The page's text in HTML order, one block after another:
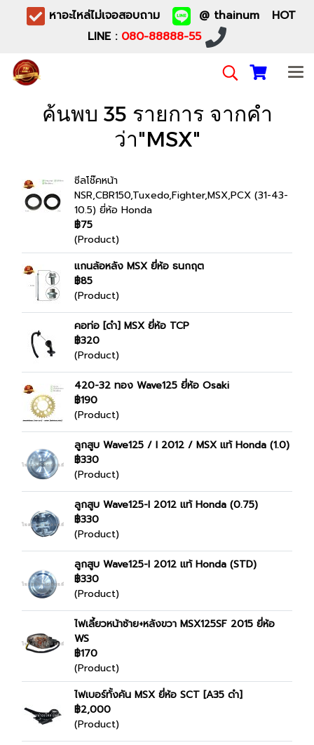
หาอะไหล่ไม่เจอสอบถาม
@ thainum HOT
LINE : 080-88888-55
ค้นพบ 35 รายการ จากคำ
ว่า"MSX"
ซีลโช๊คหน้า
NSR,CBR150,Tuxedo,Fighter,MSX,PCX (31-43-
10.5) ยี่ห้อ Honda
฿75
(Product)
แกนล้อหลัง MSX ยี่ห้อ ธนกฤต
฿85
(Product)
คอท่อ [ดำ] MSX ยี่ห้อ TCP
฿320
(Product)
420-32 ทอง Wave125 ยี่ห้อ Osaki
฿190
(Product)
ลูกสูบ Wave125 / I 2012 / MSX แท้ Honda (1.0)
฿330
(Product)
ลูกสูบ Wave125-I 2012 แท้ Honda (0.75)
฿330
(Product)
ลูกสูบ Wave125-I 2012 แท้ Honda (STD)
฿330
(Product)
ไฟเลี้ยวหน้าซ้าย+หลังขวา MSX125SF 2015 ยี่ห้อ
WS
฿170
(Product)
ไฟเบอร์ทั้งคัน MSX ยี่ห้อ SCT [A35 ดำ]
฿2,000
(Product)